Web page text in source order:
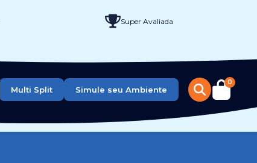
Super Avaliada
Multi Split Simule seu Ambiente
0